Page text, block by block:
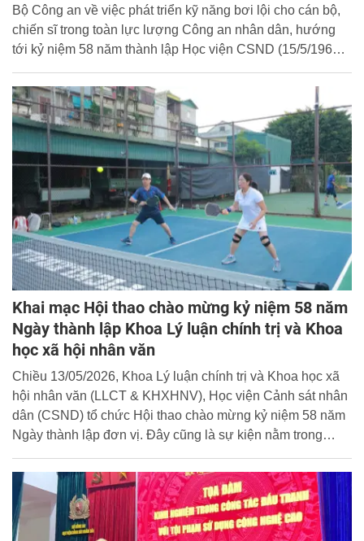
Bộ Công an về việc phát triển kỹ năng bơi lội cho cán bộ,
chiến sĩ trong toàn lực lượng Công an nhân dân, hướng
tới kỷ niệm 58 năm thành lập Học viện CSND (15/5/1968 -
(CSND) đã tổ chức Hội thi bơi dành cho cán bộ, giảng viên
trong nhà trường.
Khai mạc Hội thao chào mừng kỷ niệm 58 năm
Ngày thành lập Khoa Lý luận chính trị và Khoa
học xã hội nhân văn
Chiều 13/05/2026, Khoa Lý luận chính trị và Khoa học xã
hội nhân văn (LLCT & KHXHNV), Học viện Cảnh sát nhân
dân (CSND) tổ chức Hội thao chào mừng kỷ niệm 58 năm
Ngày thành lập đơn vị. Đây cũng là sự kiện nằm trong
lập Học viện CSND (15/5/1968-15/5/2026).